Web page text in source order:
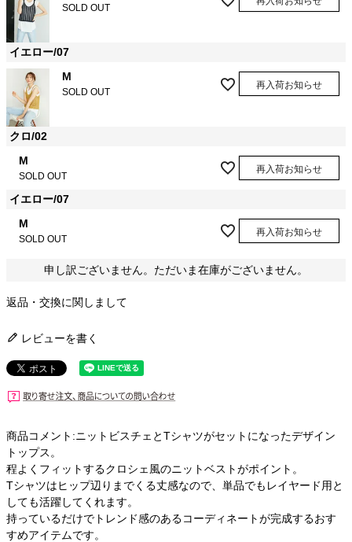
SOLD OUT
イエロー/07
M
SOLD OUT
再入荷お知らせ
クロ/02
M
SOLD OUT
再入荷お知らせ
イエロー/07
M
SOLD OUT
再入荷お知らせ
申し訳ございません。ただいま在庫がございません。
返品・交換に関しまして
レビューを書く
商品コメント:ニットビスチェとTシャツがセットになったデザイン
トップス。
程よくフィットするクロシェ風のニットベストがポイント。
Tシャツはヒップ辺りまでくる丈感なので、単品でもレイヤード用と
しても活躍してくれます。
持っているだけでトレンド感のあるコーディネートが完成するおす
すめアイテムです。